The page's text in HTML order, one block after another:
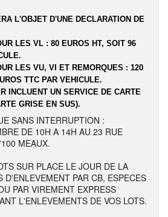
L'OBJET D'UNE DECLARATION DE
LES VL : 80 EUROS HT, SOIT 96
LES VU, VI ET REMORQUES : 120
TTC PAR VEHICULE.
INCLUENT UN SERVICE DE CARTE
GRISE EN SUS).
SANS INTERRUPTION :
DE 10H A 14H AU 23 RUE
MEAUX.
SUR PLACE LE JOUR DE LA
D'ENLEVEMENT PAR CB, ESPECES
PAR VIREMENT EXPRESS
L'ENLEVEMENTS DE VOS LOTS.